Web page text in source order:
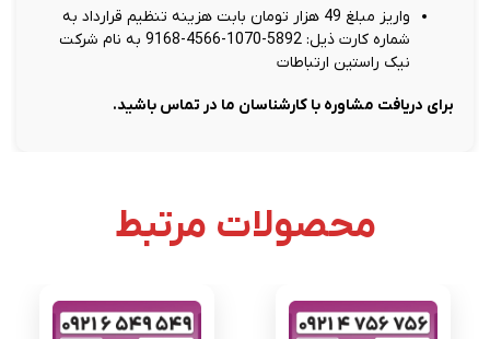
واریز مبلغ 49 هزار تومان بابت هزینه تنظیم قرارداد به
شماره کارت ذیل: 5892-1070-4566-9168 به نام شرکت
نیک راستین ارتباطات
برای دریافت مشاوره با کارشناسان ما در تماس باشید.
محصولات مرتبط